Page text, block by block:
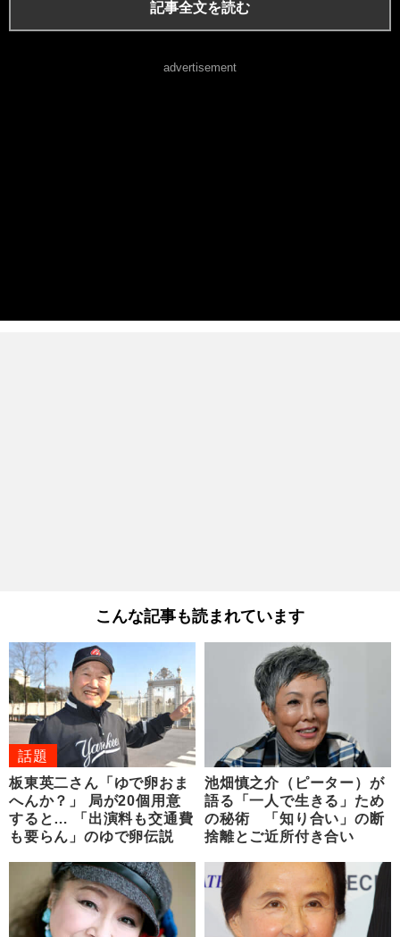
記事全文を読む
advertisement
こんな記事も読まれています
話題
板東英二さん「ゆで卵おま
へんか？」 局が20個用意
すると… 「出演料も交通費
も要らん」のゆで卵伝説
池畑慎之介（ピーター）が
語る「一人で生きる」ため
の秘術 「知り合い」の断
捨離とご近所付き合い